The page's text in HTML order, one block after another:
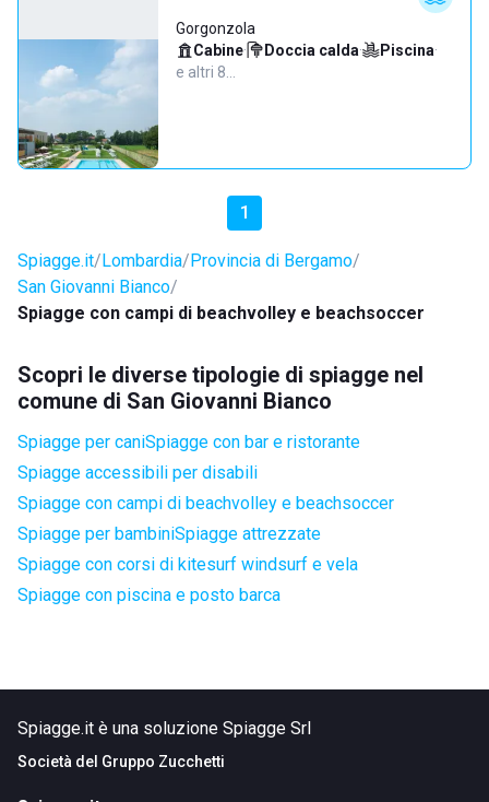
Gorgonzola
Cabine· Doccia calda· Piscina·
e altri 8…
1
Spiagge.it Lombardia Provincia di Bergamo
San Giovanni Bianco
Spiagge con campi di beachvolley e beachsoccer
Scopri le diverse tipologie di spiagge nel
comune di San Giovanni Bianco
Spiagge per caniSpiagge con bar e ristorante
Spiagge accessibili per disabili
Spiagge con campi di beachvolley e beachsoccer
Spiagge per bambiniSpiagge attrezzate
Spiagge con corsi di kitesurf windsurf e vela
Spiagge con piscina e posto barca
Spiagge.it è una soluzione Spiagge Srl
Società del Gruppo Zucchetti